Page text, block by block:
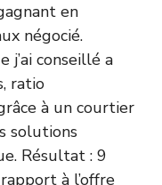
en
négocié.
j’ai conseillé a
ratio
à un courtier
solutions
Résultat : 9
à l’offre